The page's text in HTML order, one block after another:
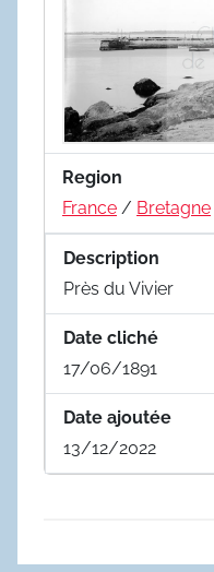
Region
France / Bretagne
Description
Près du Vivier
Date cliché
17/06/1891
Date ajoutée
13/12/2022